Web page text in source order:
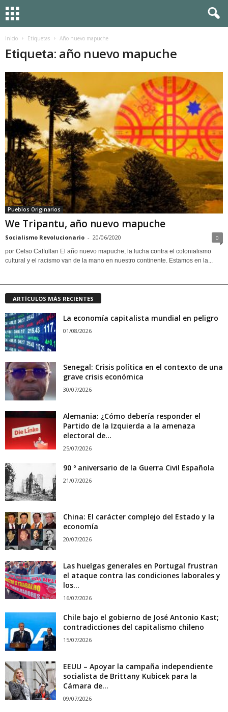
Inicio Etiquetas Año nuevo mapuche
Etiqueta: año nuevo mapuche
Pueblos Originarios
We Tripantu, año nuevo mapuche
Socialismo Revolucionario - 20/06/2020 0
por Celso Calfullan El año nuevo mapuche, la lucha contra el colonialismo
cultural y el racismo van de la mano en nuestro continente. Estamos en la...
ARTÍCULOS MÁS RECIENTES
La economía capitalista mundial en peligro
01/08/2026
Senegal: Crisis política en el contexto de una
grave crisis económica
30/07/2026
Alemania: ¿Cómo debería responder el
Partido de la Izquierda a la amenaza
electoral de...
25/07/2026
90 º aniversario de la Guerra Civil Española
21/07/2026
China: El carácter complejo del Estado y la
economía
20/07/2026
Las huelgas generales en Portugal frustran
el ataque contra las condiciones laborales y
los...
16/07/2026
Chile bajo el gobierno de José Antonio Kast;
contradicciones del capitalismo chileno
15/07/2026
EEUU – Apoyar la campaña independiente
socialista de Brittany Kubicek para la
Cámara de...
09/07/2026